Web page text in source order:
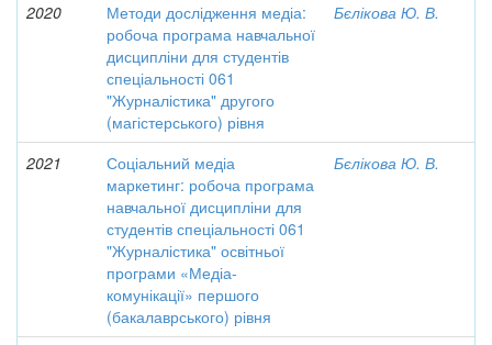
2020
Методи дослідження медіа:
робоча програма навчальної
дисципліни для студентів
спеціальності 061
"Журналістика" другого
(магістерського) рівня
Бєлікова Ю. В.
2021
Соціальний медіа
маркетинг: робоча програма
навчальної дисципліни для
студентів спеціальності 061
"Журналістика" освітньої
програми «Медіа-
комунікації» першого
(бакалаврського) рівня
Бєлікова Ю. В.